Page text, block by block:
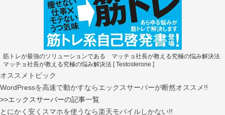
筋トレが最強のソリューションである マッチョ社長が教える究極の悩み解決法
マッチョ社長が教える究極の悩み解決法 [ Testosterone ]
オススメトピック
WordPressを高速で動かすならエックスサーバーが断然オススメ!!
>>エックスサーバーの記事一覧
とにかく安くスマホを使うなら楽天モバイルしかない!!